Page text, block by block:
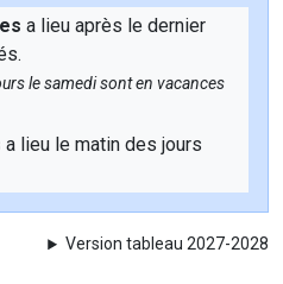
a lieu après le dernier
le samedi sont en vacances
a lieu le matin des jours
Version tableau 2027-2028